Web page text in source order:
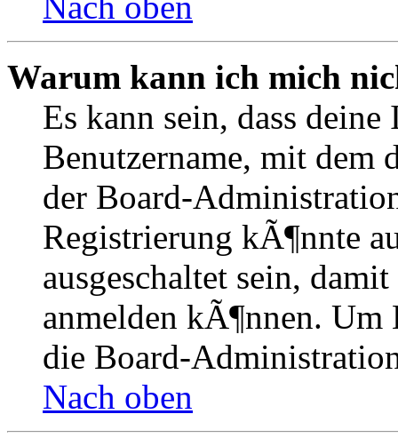
Warum kann ich mich
Es kann sein, dass
Benutzername, mit dem
der Board-
Registrierung kÃ¶nnte
ausgeschaltet sein,
anmelden kÃ¶nnen.
die Board-
Nach oben